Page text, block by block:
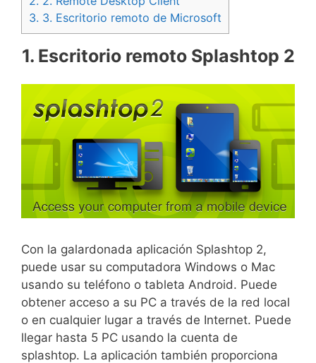
3. 3. Escritorio remoto de Microsoft
1. Escritorio remoto Splashtop 2
Con la galardonada aplicación Splashtop 2,
puede usar su computadora Windows o Mac
usando su teléfono o tableta Android. Puede
obtener acceso a su PC a través de la red local
o en cualquier lugar a través de Internet. Puede
llegar hasta 5 PC usando la cuenta de
splashtop. La aplicación también proporciona